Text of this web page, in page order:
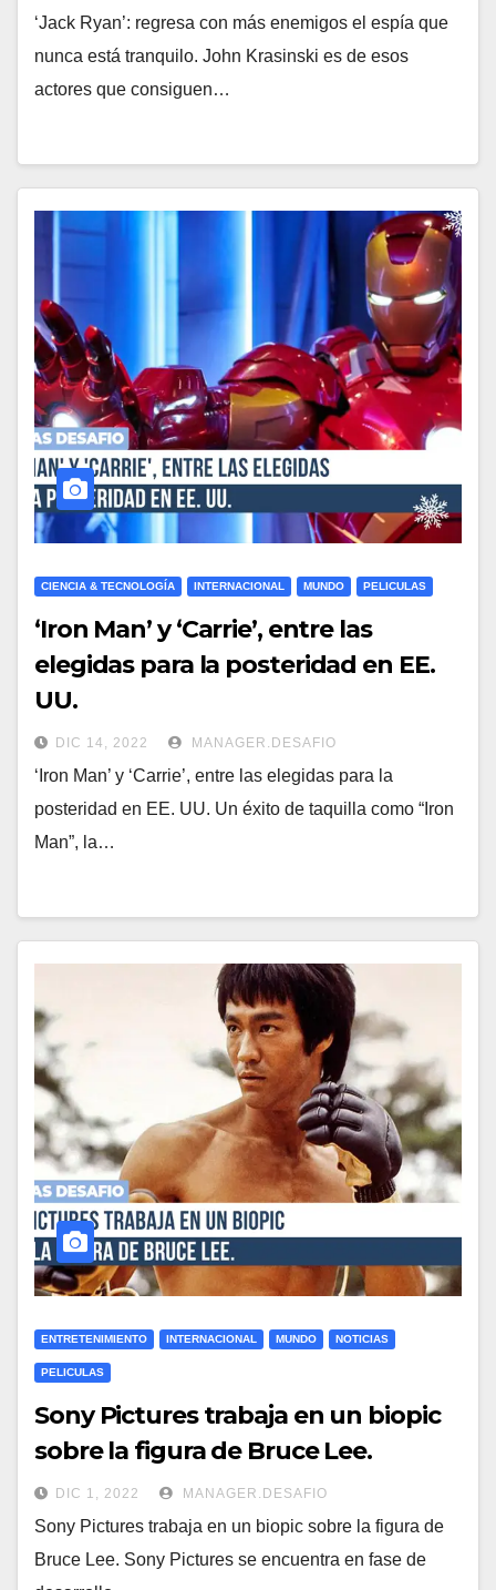
‘Jack Ryan’: regresa con más enemigos el espía que
nunca está tranquilo. John Krasinski es de esos
actores que consiguen…
CIENCIA & TECNOLOGÍA INTERNACIONAL MUNDO PELICULAS
‘Iron Man’ y ‘Carrie’, entre las
elegidas para la posteridad en EE.
UU.
DIC 14, 2022 MANAGER.DESAFIO
‘Iron Man’ y ‘Carrie’, entre las elegidas para la
posteridad en EE. UU. Un éxito de taquilla como “Iron
Man”, la…
ENTRETENIMIENTO INTERNACIONAL MUNDO NOTICIAS
PELICULAS
Sony Pictures trabaja en un biopic
sobre la figura de Bruce Lee.
DIC 1, 2022 MANAGER.DESAFIO
Sony Pictures trabaja en un biopic sobre la figura de
Bruce Lee. Sony Pictures se encuentra en fase de